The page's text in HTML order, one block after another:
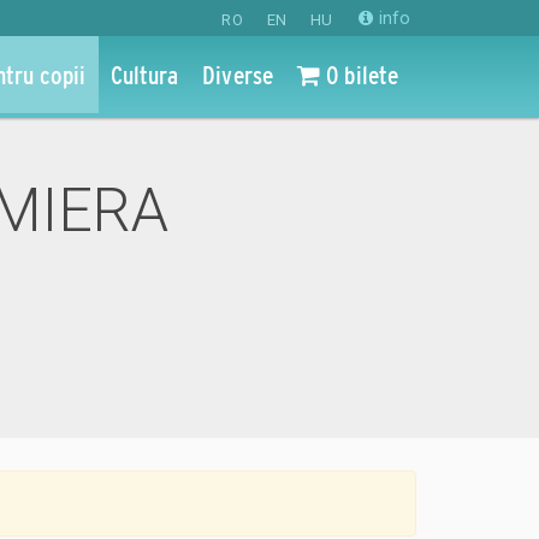
RO EN HU info
copii Cultura Diverse 0 bilete